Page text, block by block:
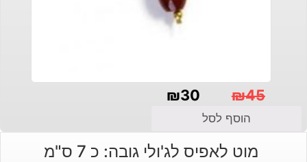
₪45
המקורי
₪30
הנוכחי
הוסף לסל
מוט לאפיס לג'ולי גובה: כ 7 ס"מ